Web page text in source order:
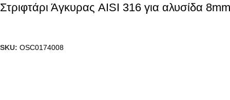
Στριφτάρι Άγκυρας AISI 316 για αλυσίδα
SKU: OSC0174008